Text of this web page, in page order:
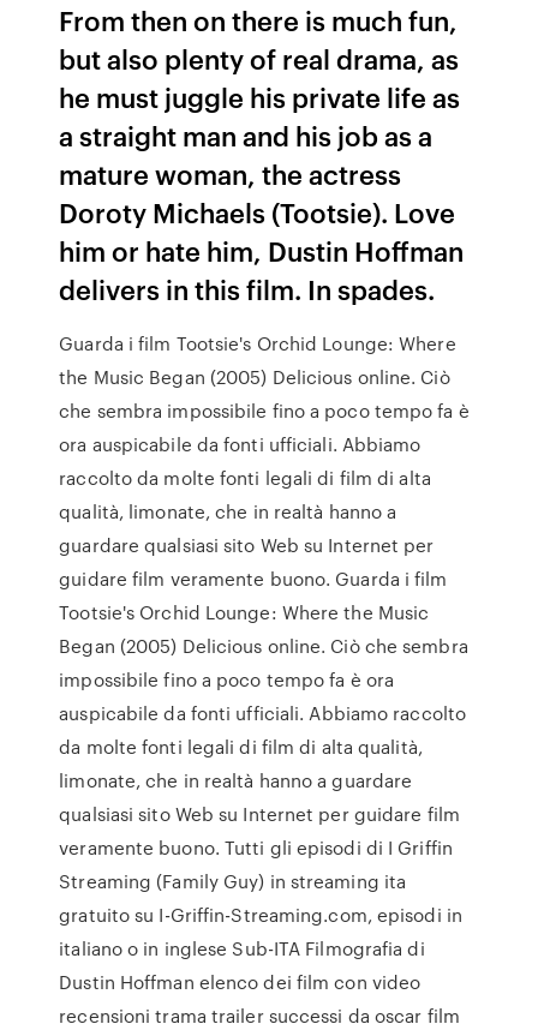
From then on there is much fun,
but also plenty of real drama, as
he must juggle his private life as
a straight man and his job as a
mature woman, the actress
Doroty Michaels (Tootsie). Love
him or hate him, Dustin Hoffman
delivers in this film. In spades.
Guarda i film Tootsie's Orchid Lounge: Where
the Music Began (2005) Delicious online. Ciò
che sembra impossibile fino a poco tempo fa è
ora auspicabile da fonti ufficiali. Abbiamo
raccolto da molte fonti legali di film di alta
qualità, limonate, che in realtà hanno a
guardare qualsiasi sito Web su Internet per
guidare film veramente buono. Guarda i film
Tootsie's Orchid Lounge: Where the Music
Began (2005) Delicious online. Ciò che sembra
impossibile fino a poco tempo fa è ora
auspicabile da fonti ufficiali. Abbiamo raccolto
da molte fonti legali di film di alta qualità,
limonate, che in realtà hanno a guardare
qualsiasi sito Web su Internet per guidare film
veramente buono. Tutti gli episodi di I Griffin
Streaming (Family Guy) in streaming ita
gratuito su I-Griffin-Streaming.com, episodi in
italiano o in inglese Sub-ITA Filmografia di
Dustin Hoffman elenco dei film con video
recensioni trama trailer successi da oscar film